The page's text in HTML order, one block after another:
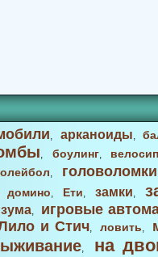
, арканоиды,
, боулинг,
, головоломки
домино, Ети, замки,
зума,
игровые
и Стич,ловить,
, на